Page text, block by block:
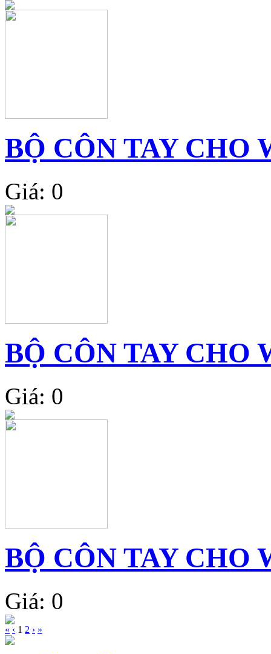
BỘ CÔN TAY CHO
Giá: 0
BỘ CÔN TAY CHO
Giá: 0
BỘ CÔN TAY CHO
Giá: 0
« ‹ 1 2 › »